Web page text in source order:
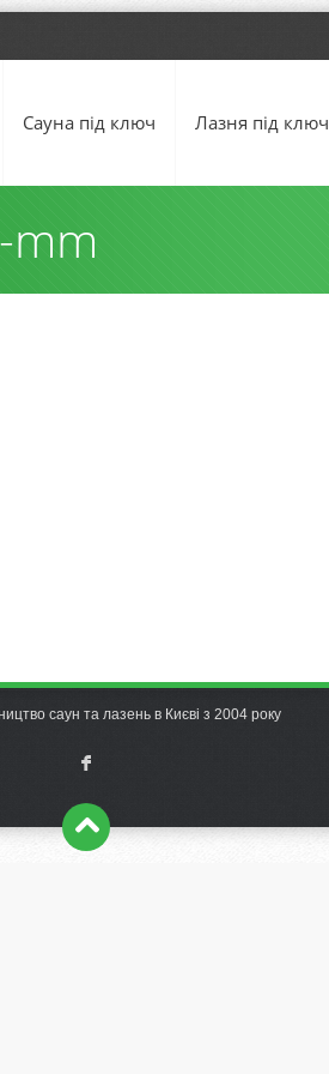
Сауна під ключ Лазня під ключ
mm
саун та лазень в Києві з 2004 року
F